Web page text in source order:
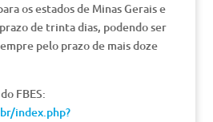
os estados de Minas Gerais e
de trinta dias, podendo ser
pelo prazo de mais doze
FBES:
index.php?